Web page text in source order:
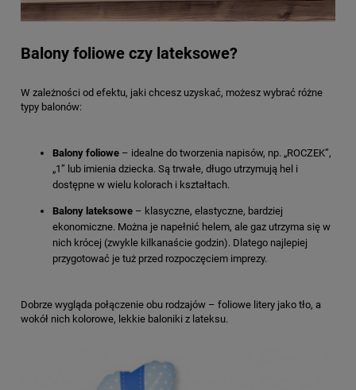
Balony foliowe czy lateksowe?
W zależności od efektu, jaki chcesz uzyskać, możesz wybrać różne
typy balonów:
Balony foliowe – idealne do tworzenia napisów, np. „ROCZEK”,
„1” lub imienia dziecka. Są trwałe, długo utrzymują hel i
dostępne w wielu kolorach i kształtach.
Balony lateksowe – klasyczne, elastyczne, bardziej
ekonomiczne. Można je napełnić helem, ale gaz utrzyma się w
nich krócej (zwykle kilkanaście godzin). Dlatego najlepiej
przygotować je tuż przed rozpoczęciem imprezy.
Dobrze wygląda połączenie obu rodzajów – foliowe litery jako tło, a
wokół nich kolorowe, lekkie baloniki z lateksu.